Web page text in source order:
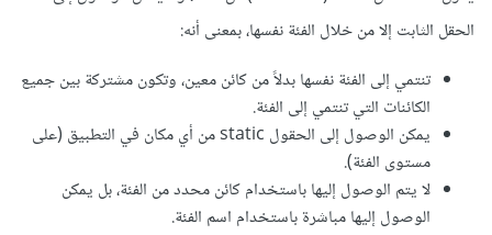
الحقل الثابت إلا من خلال الفئة نفسها، بمعنى أنه:
تنتمي إلى الفئة نفسها بدلاً من كائن معين، وتكون مشتركة بين جميع
الكائنات التي تنتمي إلى الفئة.
يمكن الوصول إلى الحقول static من أي مكان في التطبيق (على
مستوى الفئة).
لا يتم الوصول إليها باستخدام كائن محدد من الفئة، بل يمكن
الوصول إليها مباشرة باستخدام اسم الفئة.